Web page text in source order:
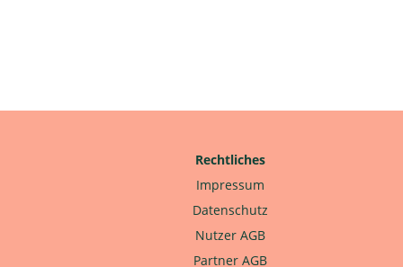
Rechtliches
Impressum
Datenschutz
Nutzer AGB
Partner AGB